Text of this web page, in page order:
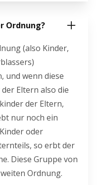
Ordnung?
(also Kinder,
und wenn diese
Eltern also die
der Eltern,
nur noch ein
oder
so erbt der
Diese Gruppe von
Ordnung.